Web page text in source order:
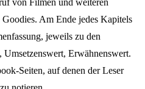
von Filmen und weiteren
Am Ende jedes Kapitels
jeweils zu den
Erwähnenswert.
Seiten, auf denen der Leser